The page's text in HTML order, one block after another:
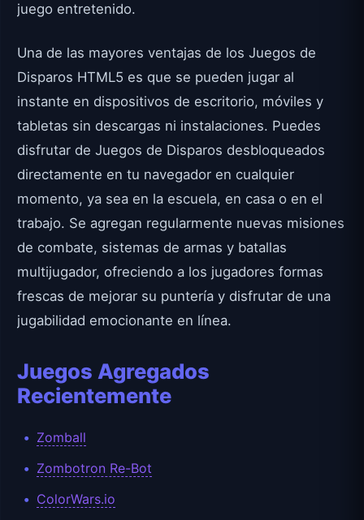
juego entretenido.
Una de las mayores ventajas de los Juegos de
Disparos HTML5 es que se pueden jugar al
instante en dispositivos de escritorio, móviles y
tabletas sin descargas ni instalaciones. Puedes
disfrutar de Juegos de Disparos desbloqueados
directamente en tu navegador en cualquier
momento, ya sea en la escuela, en casa o en el
trabajo. Se agregan regularmente nuevas misiones
de combate, sistemas de armas y batallas
multijugador, ofreciendo a los jugadores formas
frescas de mejorar su puntería y disfrutar de una
jugabilidad emocionante en línea.
Juegos Agregados
Recientemente
Zomball
Zombotron Re-Bot
ColorWars.io